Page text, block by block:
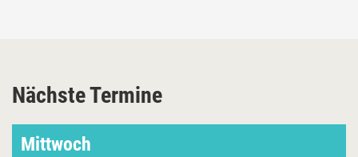
Nächste Termine
Mittwoch